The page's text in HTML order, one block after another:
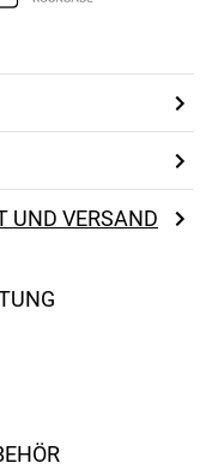
UND VERSAND